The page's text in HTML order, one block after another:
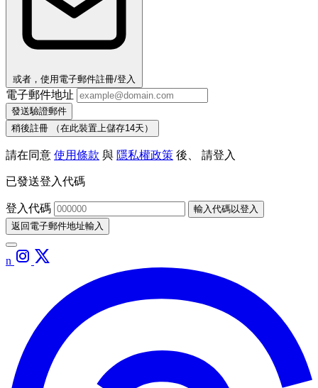
或者，使用電子郵件註冊/登入
電子郵件地址
發送驗證郵件
稍後註冊
（在此裝置上儲存14天）
請在同意 使用條款 與 隱私權政策 後、 請登入
已發送登入代碼
登入代碼
輸入代碼以登入
返回電子郵件地址輸入
n